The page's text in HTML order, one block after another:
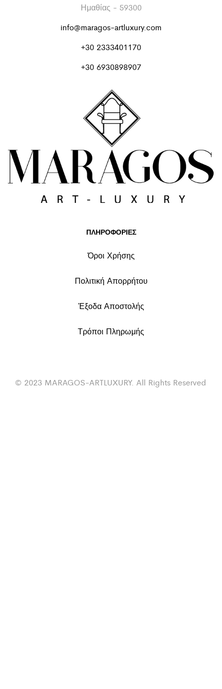
Ημαθίας - 59300
info@maragos-artluxury.com
+30 2333401170
+30 6930898907
ΠΛΗΡΟΦΟΡΙΕΣ
Όροι Χρήσης
Πολιτική Απορρήτου
Έξοδα Αποστολής
Τρόποι Πληρωμής
© 2023 MARAGOS-ARTLUXURY. All Rights Reserved